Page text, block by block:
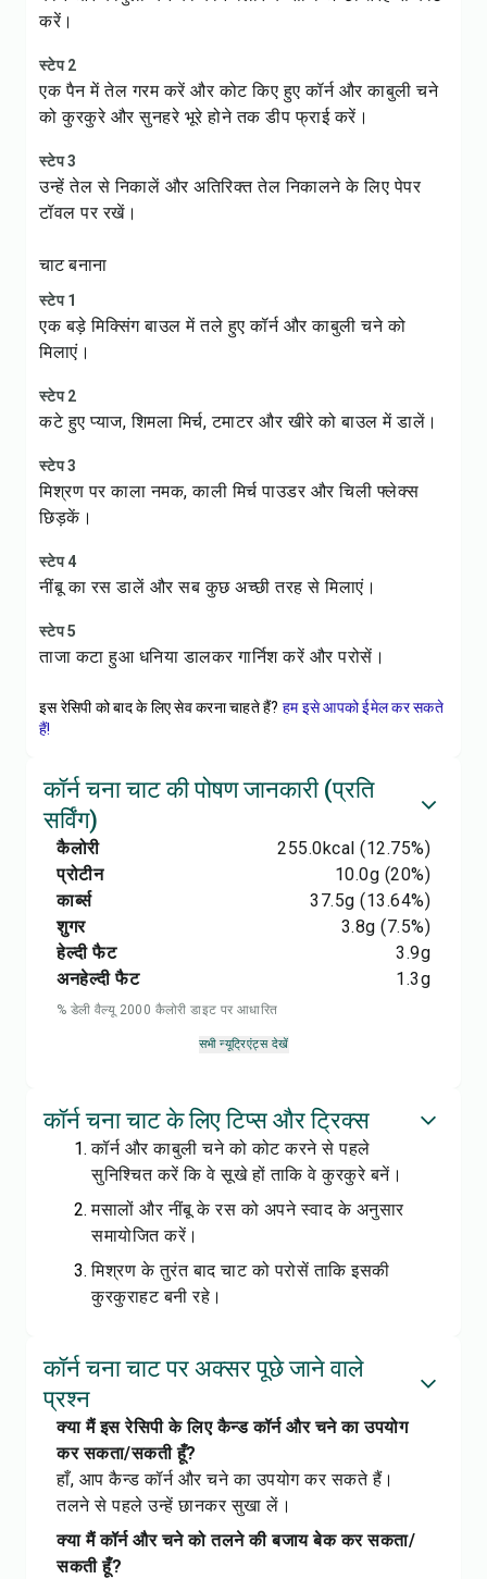
करें।
स्टेप 2
एक पैन में तेल गरम करें और कोट किए हुए कॉर्न और काबुली चने
को कुरकुरे और सुनहरे भूरे होने तक डीप फ्राई करें।
स्टेप 3
उन्हें तेल से निकालें और अतिरिक्त तेल निकालने के लिए पेपर
टॉवल पर रखें।
चाट बनाना
स्टेप 1
एक बड़े मिक्सिंग बाउल में तले हुए कॉर्न और काबुली चने को
मिलाएं।
स्टेप 2
कटे हुए प्याज, शिमला मिर्च, टमाटर और खीरे को बाउल में डालें।
स्टेप 3
मिश्रण पर काला नमक, काली मिर्च पाउडर और चिली फ्लेक्स
छिड़कें।
स्टेप 4
नींबू का रस डालें और सब कुछ अच्छी तरह से मिलाएं।
स्टेप 5
ताजा कटा हुआ धनिया डालकर गार्निश करें और परोसें।
इस रेसिपी को बाद के लिए सेव करना चाहते हैं? हम इसे आपको ईमेल कर सकते
हैं!
कॉर्न चना चाट की पोषण जानकारी (प्रति
सर्विंग)
कैलोरी 255.0kcal (12.75%)
प्रोटीन
10.0g (20%)
कार्ब्स
37.5g (13.64%)
शुगर
3.8g (7.5%)
हेल्दी फैट
3.9g
अनहेल्दी फैट
1.3g
% डेली वैल्यू 2000 कैलोरी डाइट पर आधारित
सभी न्यूट्रिएंट्स देखें
कॉर्न चना चाट के लिए टिप्स और ट्रिक्स
कॉर्न और काबुली चने को कोट करने से पहले
सुनिश्चित करें कि वे सूखे हों ताकि वे कुरकुरे बनें।
मसालों और नींबू के रस को अपने स्वाद के अनुसार
समायोजित करें।
मिश्रण के तुरंत बाद चाट को परोसें ताकि इसकी
कुरकुराहट बनी रहे।
कॉर्न चना चाट पर अक्सर पूछे जाने वाले
प्रश्न
क्या मैं इस रेसिपी के लिए कैन्ड कॉर्न और चने का उपयोग
कर सकता/सकती हूँ?
हाँ, आप कैन्ड कॉर्न और चने का उपयोग कर सकते हैं।
तलने से पहले उन्हें छानकर सुखा लें।
क्या मैं कॉर्न और चने को तलने की बजाय बेक कर सकता/
सकती हूँ?